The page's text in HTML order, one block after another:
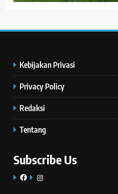
Kebijakan Privasi
Privacy Policy
Redaksi
Tentang
Subscribe Us
FacebookInstagram